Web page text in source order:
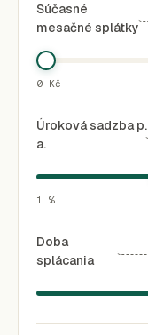
Súčasné
mesačné splátky
0 Kč
Úroková sadzba p.
a.
1 %
Doba
splácania